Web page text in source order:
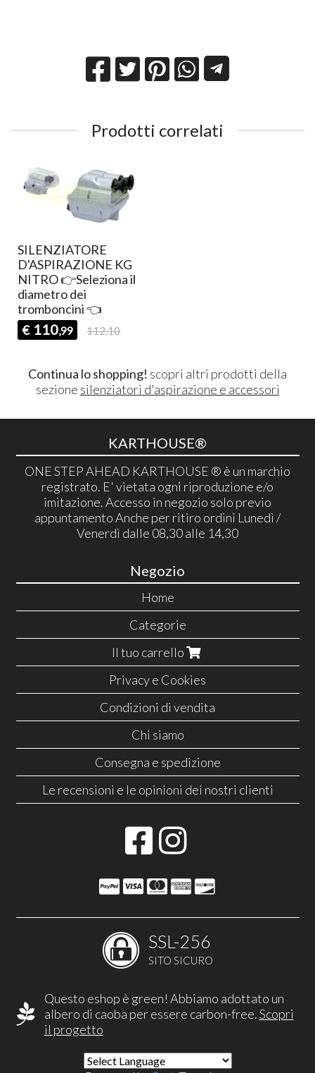
Prodotti correlati
SILENZIATORE
D'ASPIRAZIONE KG
NITRO 👉Seleziona il
diametro dei
tromboncini 👈
€ 110,99 112,10
Continua lo shopping! scopri altri prodotti della
sezione silenziatori d'aspirazione e accessori
KARTHOUSE®
ONE STEP AHEAD KARTHOUSE ® è un marchio
registrato. E' vietata ogni riproduzione e/o
imitazione. Accesso in negozio solo previo
appuntamento Anche per ritiro ordini Lunedì /
Venerdì dalle 08,30 alle 14,30
Negozio
Home
Categorie
Il tuo carrello
Privacy e Cookies
Condizioni di vendita
Chi siamo
Consegna e spedizione
Le recensioni e le opinioni dei nostri clienti
SSL-256
SITO SICURO
Questo eshop è green! Abbiamo adottato un
albero di caoba per essere carbon-free.Scopri
il progetto